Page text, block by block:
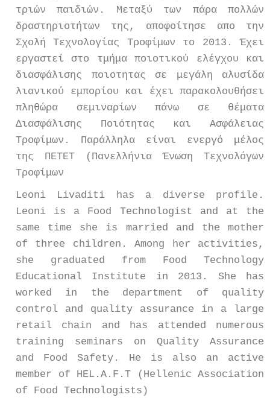
τριών παιδιών. Μεταξύ των πάρα πολλών
δραστηριοτήτων της, αποφοίτησε απο την
Σχολή Τεχνολογίας Τροφίμων το 2013. Έχει
εργαστεί στο τμήμα ποιοτικού ελέγχου και
διασφάλισης ποιοτητας σε μεγάλη αλυσίδα
λιανικού εμπορίου και έχει παρακολουθήσει
πληθώρα σεμιναρίων πάνω σε θέματα
Διασφάλισης Ποιότητας και Ασφάλειας
Τροφίμων. Παράλληλα είναι ενεργό μέλος
της ΠΕΤΕΤ (Πανελλήνια Ένωση Τεχνολόγων
Τροφίμων
Leoni Livaditi has a diverse profile.
Leoni is a Food Technologist and at the
same time she is married and the mother
of three children. Among her activities,
she graduated from Food Technology
Educational Institute in 2013. She has
worked in the department of quality
control and quality assurance in a large
retail chain and has attended numerous
training seminars on Quality Assurance
and Food Safety. He is also an active
member of HEL.A.F.T ( Hellenic Association
of Food Technologists)